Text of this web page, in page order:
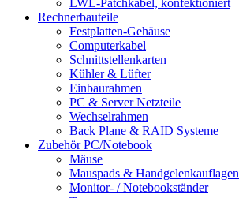
LWL-Patchkabel, konfektioniert
Rechnerbauteile
Festplatten-Gehäuse
Computerkabel
Schnittstellenkarten
Kühler & Lüfter
Einbaurahmen
PC & Server Netzteile
Wechselrahmen
Back Plane & RAID Systeme
Zubehör PC/Notebook
Mäuse
Mauspads & Handgelenkauflagen
Monitor- / Notebookständer